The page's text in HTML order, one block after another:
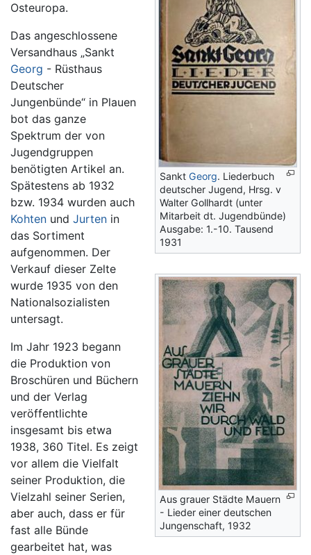
Sankt Georg. Liederbuch
deutscher Jugend, Hrsg. v
Walter Gollhardt (unter
Mitarbeit dt. Jugendbünde)
Ausgabe: 1.-10. Tausend
1931
Aus grauer Städte Mauern
- Lieder einer deutschen
Jungenschaft, 1932
Osteuropa.
Das angeschlossene
Versandhaus „Sankt
Georg - Rüsthaus
Deutscher
Jungenbünde“ in Plauen
bot das ganze
Spektrum der von
Jugendgruppen
benötigten Artikel an.
Spätestens ab 1932
bzw. 1934 wurden auch
Kohten und Jurten in
das Sortiment
aufgenommen. Der
Verkauf dieser Zelte
wurde 1935 von den
Nationalsozialisten
untersagt.
Im Jahr 1923 begann
die Produktion von
Broschüren und Büchern
und der Verlag
veröffentlichte
insgesamt bis etwa
1938, 360 Titel. Es zeigt
vor allem die Vielfalt
seiner Produktion, die
Vielzahl seiner Serien,
aber auch, dass er für
fast alle Bünde
gearbeitet hat, was